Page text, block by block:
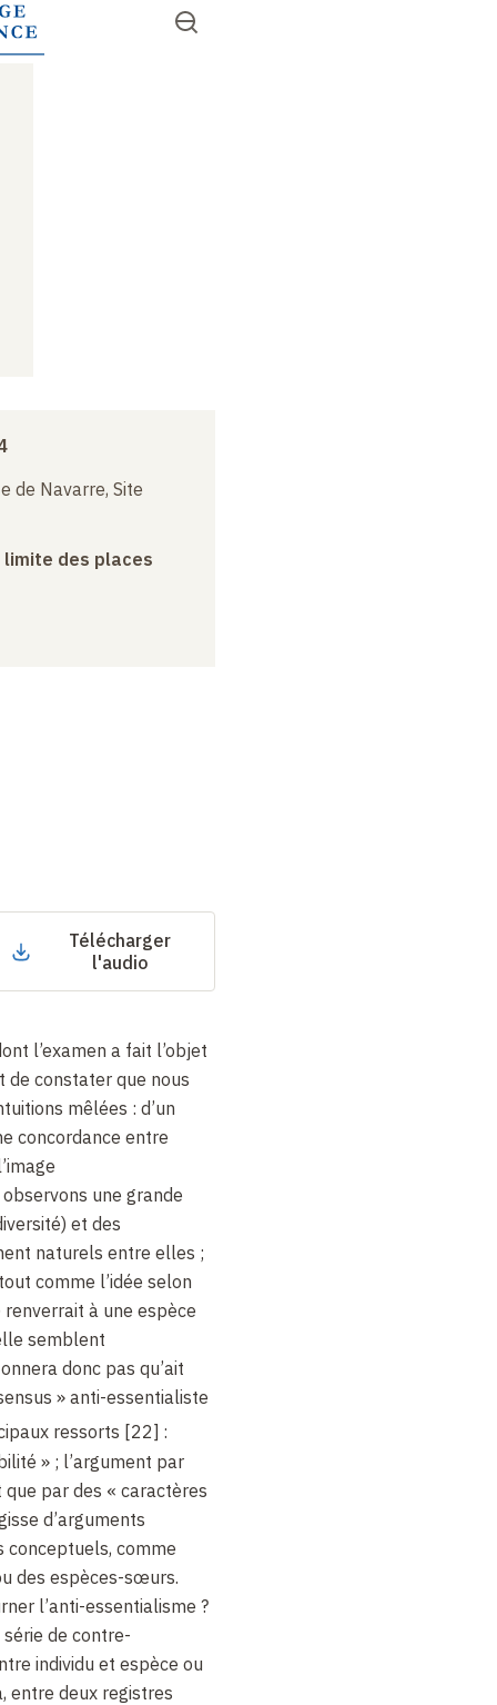
Aller
au
RECHERCHER
Ouvrir
de Navarre, Site
limite des places
Télécharger
l'audio
l’examen a fait l’objet
de constater que nous
mêlées : d’un
concordance entre
une grande
et des
naturels entre elles ;
comme l’idée selon
renverrait à une espèce
semblent
donc pas qu’ait
» anti-essentialiste
ressorts [22] :
» ; l’argument par
par des « caractères
d’arguments
conceptuels, comme
des espèces-sœurs.
l’anti-essentialisme ?
de contre-
individu et espèce ou
entre deux registres